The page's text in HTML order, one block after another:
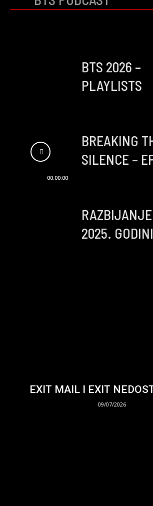
BTS 2026 –
PLAYLISTS
00:00:00
BREAKING
SILENCE –
2025. GODINI
EXIT MAIL I EXIT
09/07/2026